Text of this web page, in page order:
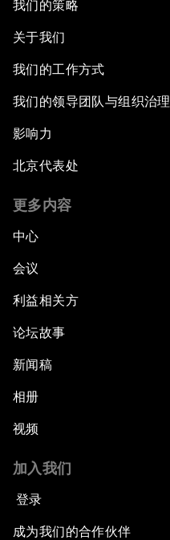
我们的策略
关于我们
我们的工作方式
我们的领导团队与组织治理
影响力
北京代表处
更多内容
中心
会议
利益相关方
论坛故事
新闻稿
相册
视频
加入我们
登录
成为我们的合作伙伴